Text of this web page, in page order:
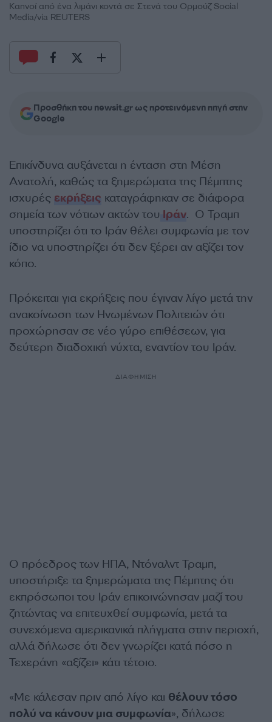
Καπνοί από ένα λιμάνι κοντά σε Στενά του Ορμούζ Social
Media/via REUTERS
Προσθήκη του newsit.gr ως προτεινόμενη πηγή στην
Google
Επικίνδυνα αυξάνεται η ένταση στη Μέση
Ανατολή, καθώς τα ξημερώματα της Πέμπτης
ισχυρές εκρήξεις καταγράφηκαν σε διάφορα
σημεία των νότιων ακτών του Ιράν. Ο Τραμπ
υποστηρίζει ότι το Ιράν θέλει συμφωνία με τον
ίδιο να υποστηρίζει ότι δεν ξέρει αν αξίζει τον
κόπο.
Πρόκειται για εκρήξεις που έγιναν λίγο μετά την
ανακοίνωση των Ηνωμένων Πολιτειών ότι
προχώρησαν σε νέο γύρο επιθέσεων, για
δεύτερη διαδοχική νύχτα, εναντίον του Ιράν.
ΔΙΑΦΗΜΙΣΗ
Ο πρόεδρος των ΗΠΑ, Ντόναλντ Τραμπ,
υποστήριξε τα ξημερώματα της Πέμπτης ότι
εκπρόσωποι του Ιράν επικοινώνησαν μαζί του
ζητώντας να επιτευχθεί συμφωνία, μετά τα
συνεχόμενα αμερικανικά πλήγματα στην περιοχή,
αλλά δήλωσε ότι δεν γνωρίζει κατά πόσο η
Τεχεράνη «αξίζει» κάτι τέτοιο.
«Με κάλεσαν πριν από λίγο και θέλουν τόσο
πολύ να κάνουν μια συμφωνία», δήλωσε